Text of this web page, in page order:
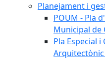
Planejament i
POUM - Pla
Municipal de
Pla Especial